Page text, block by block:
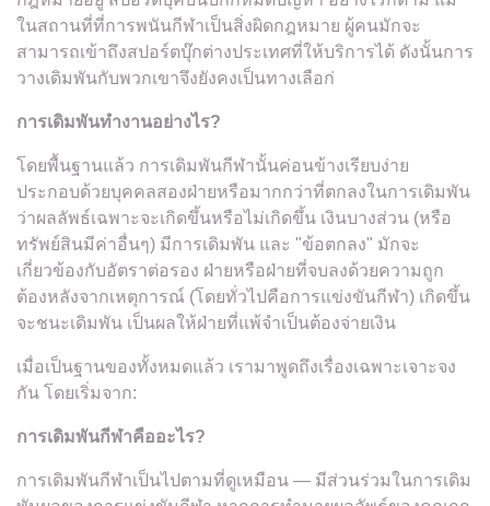
ในสถานที่ที่การพนันกีฬาเป็นสิ่งผิดกฎหมาย ผู้คนมักจะ
สามารถเข้าถึงสปอร์ตบุ๊กต่างประเทศที่ให้บริการได้ ดังนั้นการ
วางเดิมพันกับพวกเขาจึงยังคงเป็นทางเลือก่
การเดิมพันทำงานอย่างไร?
โดยพื้นฐานแล้ว การเดิมพันกีฬานั้นค่อนข้างเรียบง่าย
ประกอบด้วยบุคคลสองฝ่ายหรือมากกว่าที่ตกลงในการเดิมพัน
ว่าผลลัพธ์เฉพาะจะเกิดขึ้นหรือไม่เกิดขึ้น เงินบางส่วน (หรือ
ทรัพย์สินมีค่าอื่นๆ) มีการเดิมพัน และ "ข้อตกลง" มักจะ
เกี่ยวข้องกับอัตราต่อรอง ฝ่ายหรือฝ่ายที่จบลงด้วยความถูก
ต้องหลังจากเหตุการณ์ (โดยทั่วไปคือการแข่งขันกีฬา) เกิดขึ้น
จะชนะเดิมพัน เป็นผลให้ฝ่ายที่แพ้จำเป็นต้องจ่ายเงิน
เมื่อเป็นฐานของทั้งหมดแล้ว เรามาพูดถึงเรื่องเฉพาะเจาะจง
กัน โดยเริ่มจาก:
การเดิมพันกีฬาคืออะไร?
การเดิมพันกีฬาเป็นไปตามที่ดูเหมือน — มีส่วนร่วมในการเดิม